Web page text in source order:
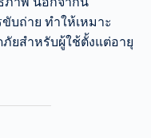
บถ่าย ทำให้เหมาะ
ยสำหรับผู้ใช้ตั้งแต่อายุ